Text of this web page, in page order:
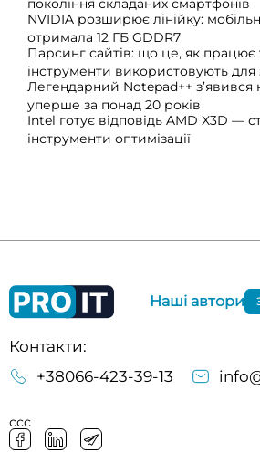
покоління складаних смартфонів
NVIDIA розширює лінійку:
отримала 12 ГБ GDDR7
Парсинг сайтів: що це, як працює
інструменти використовують для
Легендарний Notepad++
уперше за понад 20 років
Intel готує відповідь AMD X3D —
інструменти оптимізації
Контакти:
+38066-423-39-13
ссс
Наші автори